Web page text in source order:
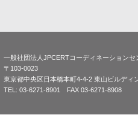
一般社団法人JPCERTコーディネーションセ
〒103-0023
東京都中央区日本橋本町4-4-2 東山ビルディ
TEL: 03-6271-8901 FAX 03-6271-8908